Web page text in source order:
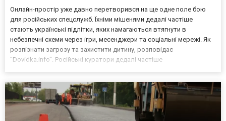
Онлайн-простір уже давно перетворився на ще одне поле бою
для російських спецслужб. Їхніми мішенями дедалі частіше
стають українські підлітки, яких намагаються втягнути в
небезпечні схеми через ігри, месенджери та соціальні мережі. Як
розпізнати загрозу та захистити дитину, розповідає
"Dovidka.info". Російські куратори дедалі частіше